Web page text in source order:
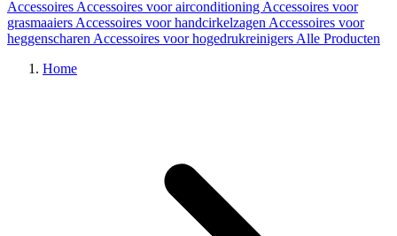
Accessoires Accessoires voor airconditioning Accessoires voor
grasmaaiers Accessoires voor handcirkelzagen Accessoires voor
heggenscharen Accessoires voor hogedrukreinigers Alle Producten
Home